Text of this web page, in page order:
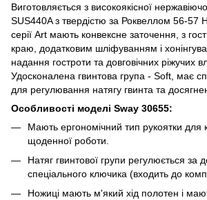
Виготовляється з високоякісної
SUS440A з твердістю за Роквеллом 56-57
серії Art мають конвексне заточення, з
краю, додатковим шліфуванням і
надання гостроти та довговічних ріжучих
Удосконалена гвинтова група - Soft, має
для регулювання натягу гвинта та
Особливості моделі Sway 30655:
Мають ергономічний тип рукоятки для
щоденної роботи.
Натяг гвинтової групи регулюється за
спеціального ключика (входить до
Ножиці мають м'який хід полотен і